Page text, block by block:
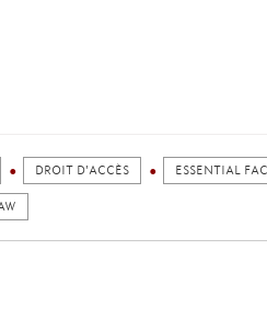
DROIT D'ACCÈS ESSENTIAL